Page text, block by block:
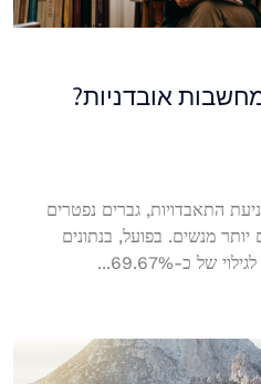
אובדניות?
התאבדויות, גברים נפטרים
מנשים. בפועל, בנתונים